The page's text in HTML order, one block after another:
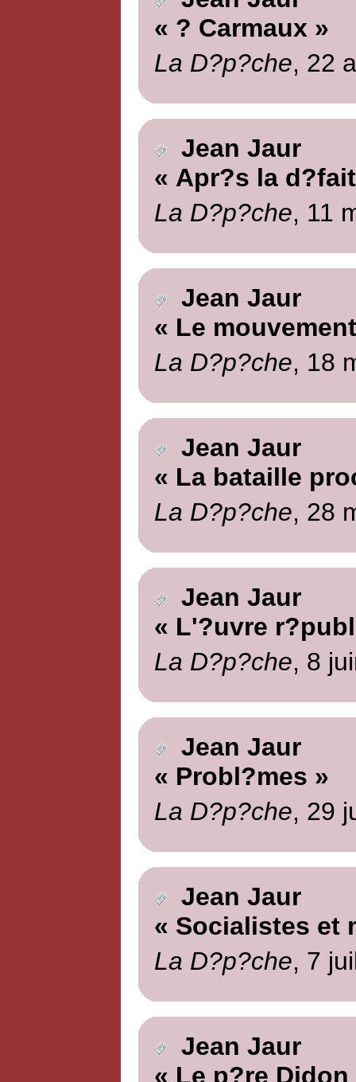
« ? Carmaux »
La D?p?che, 22
Jean Jaur
« Apr?s la
La D?p?che, 11
Jean Jaur
« Le
La D?p?che, 18
Jean Jaur
« La bataille
La D?p?che, 28
Jean Jaur
« L'?uvre
La D?p?che, 8
Jean Jaur
« Probl?mes »
La D?p?che, 29
Jean Jaur
« Socialistes et
La D?p?che, 7
Jean Jaur
« Le p?re Didon